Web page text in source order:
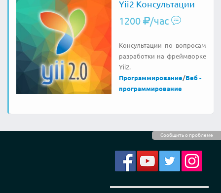
Сообщить о проблеме
Yii2 Консультации
1200 /час
Консультации по вопросам
разработки на фреймворке
Yii2.
Программирование/Веб -
программирование